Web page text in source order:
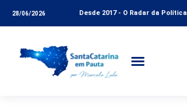
28/06/2026 Desde 2017 - O Radar da Política